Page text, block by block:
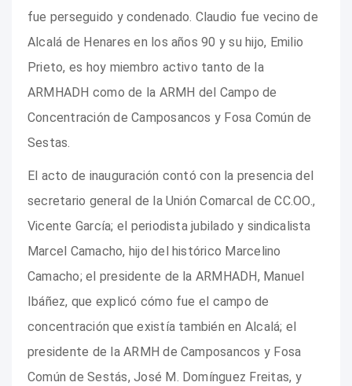
fue perseguido y condenado. Claudio fue vecino de
Alcalá de Henares en los años 90 y su hijo, Emilio
Prieto, es hoy miembro activo tanto de la
ARMHADH como de la ARMH del Campo de
Concentración de Camposancos y Fosa Común de
Sestas.
El acto de inauguración contó con la presencia del
secretario general de la Unión Comarcal de CC.OO.,
Vicente García; el periodista jubilado y sindicalista
Marcel Camacho, hijo del histórico Marcelino
Camacho; el presidente de la ARMHADH, Manuel
Ibáñez, que explicó cómo fue el campo de
concentración que existía también en Alcalá; el
presidente de la ARMH de Camposancos y Fosa
Común de Sestás, José M. Domínguez Freitas, y